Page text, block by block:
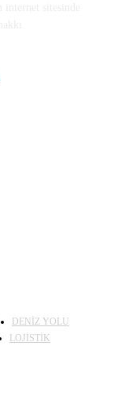
DENİZ YOLU
LOJİSTİK